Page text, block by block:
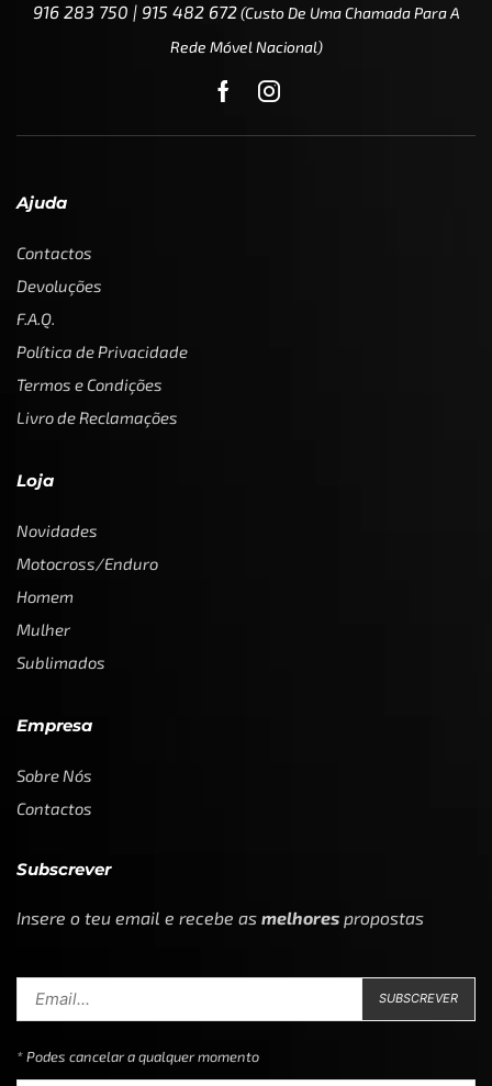
916 283 750 | 915 482 672(custo De Uma Chamada Para A
Rede Móvel Nacional)
Ajuda
Contactos
Devoluções
F.A.Q.
Política de Privacidade
Termos e Condições
Livro de Reclamações
Loja
Novidades
Motocross/Enduro
Homem
Mulher
Sublimados
Empresa
Sobre Nós
Contactos
Subscrever
Insere o teu email e recebe as melhores propostas
* Podes cancelar a qualquer momento